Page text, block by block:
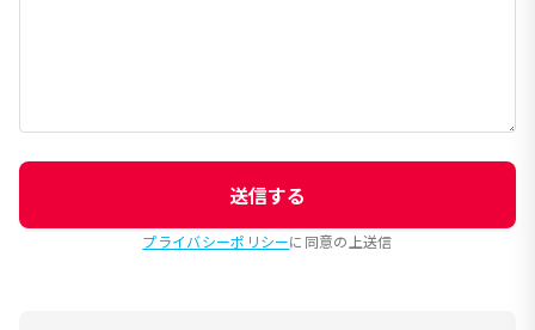
送信する
プライバシーポリシーに同意の上送信